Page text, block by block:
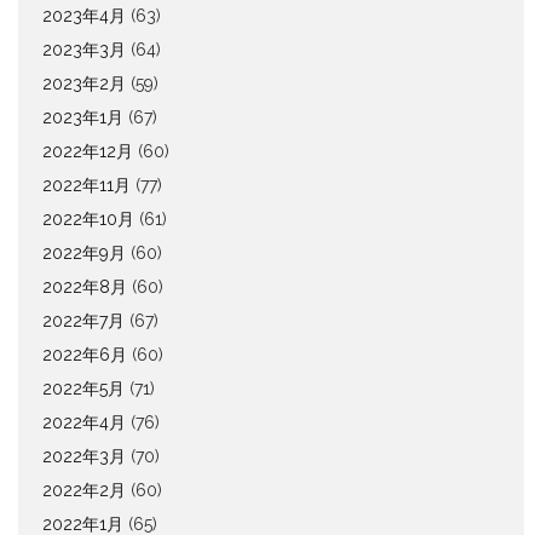
2023年4月 (63)
2023年3月 (64)
2023年2月 (59)
2023年1月 (67)
2022年12月 (60)
2022年11月 (77)
2022年10月 (61)
2022年9月 (60)
2022年8月 (60)
2022年7月 (67)
2022年6月 (60)
2022年5月 (71)
2022年4月 (76)
2022年3月 (70)
2022年2月 (60)
2022年1月 (65)